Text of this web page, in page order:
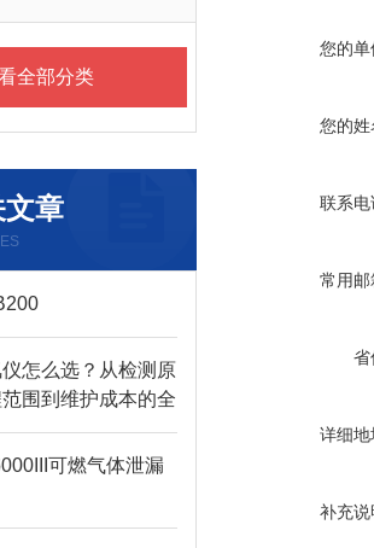
全部分类
章
怎么选？从检测原
围到维护成本的全
南
可燃气体泄漏
您的单
您的姓
联系电
常用邮
省
详细地
补充说